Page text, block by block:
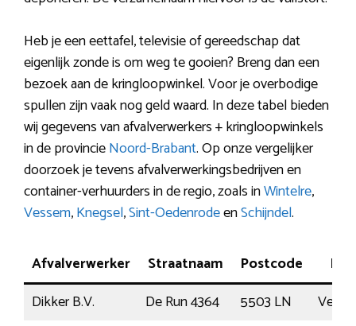
Heb je een eettafel, televisie of gereedschap dat
eigenlijk zonde is om weg te gooien? Breng dan een
bezoek aan de kringloopwinkel. Voor je overbodige
spullen zijn vaak nog geld waard. In deze tabel bieden
wij gegevens van afvalverwerkers + kringloopwinkels
in de provincieNoord-Brabant. Op onze vergelijker
doorzoek je tevens afvalverwerkingsbedrijven en
container-verhuurders in de regio, zoals inWintelre,
Vessem,Knegsel,Sint-OedenrodeenSchijndel.
Afvalverwerker Straatnaam Postcode
Dikker B.V.
De Run 4364 5503 LN